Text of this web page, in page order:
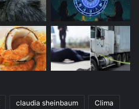
claudia sheinbaum Clima